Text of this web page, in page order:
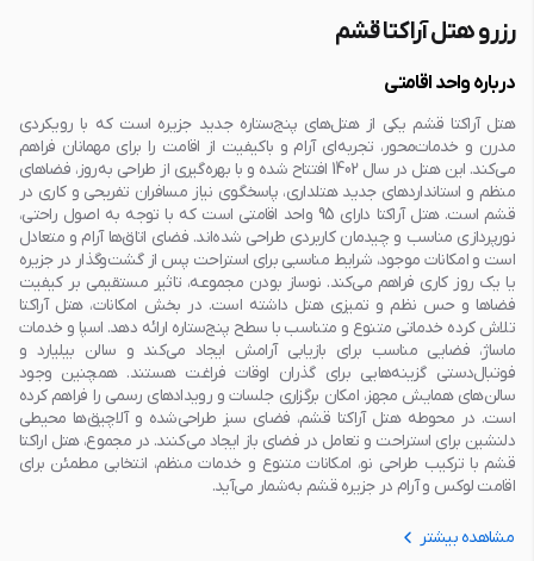
رزرو هتل آراکتا قشم
درباره واحد اقامتی
هتل آراکتا قشم یکی از هتل‌های پنج‌ستاره جدید جزیره است که با رویکردی
مدرن و خدمات‌محور، تجربه‌ای آرام و باکیفیت از اقامت را برای مهمانان فراهم
می‌کند. این هتل در سال 1402 افتتاح شده و با بهره‌گیری از طراحی به‌روز، فضاهای
منظم و استانداردهای جدید هتلداری، پاسخگوی نیاز مسافران تفریحی و کاری در
قشم است. هتل آراکتا دارای 95 واحد اقامتی است که با توجه به اصول راحتی،
نورپردازی مناسب و چیدمان کاربردی طراحی شده‌اند. فضای اتاق‌ها آرام و متعادل
است و امکانات موجود، شرایط مناسبی برای استراحت پس از گشت‌وگذار در جزیره
یا یک روز کاری فراهم می‌کند. نوساز بودن مجموعه، تاثیر مستقیمی بر کیفیت
فضاها و حس نظم و تمیزی هتل داشته است. در بخش امکانات، هتل آراکتا
تلاش کرده خدماتی متنوع و متناسب با سطح پنج‌ستاره ارائه دهد. اسپا و خدمات
ماساژ، فضایی مناسب برای بازیابی آرامش ایجاد می‌کند و سالن بیلیارد و
فوتبال‌دستی گزینه‌هایی برای گذران اوقات فراغت هستند. همچنین وجود
سالن‌های همایش مجهز، امکان برگزاری جلسات و رویدادهای رسمی را فراهم کرده
است. در محوطه هتل آراکتا قشم، فضای سبز طراحی‌شده و آلاچیق‌ها محیطی
دلنشین برای استراحت و تعامل در فضای باز ایجاد می‌کنند. در مجموع، هتل اراکتا
قشم با ترکیب طراحی نو، امکانات متنوع و خدمات منظم، انتخابی مطمئن برای
اقامت لوکس و آرام در جزیره قشم به‌شمار می‌آید.
مشاهده بیشتر